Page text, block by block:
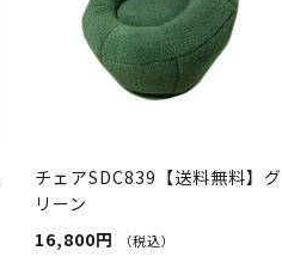
チェアSDC839【送料無料】グ
リーン
16,800円
（税込）